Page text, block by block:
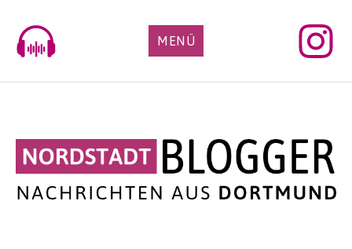
content
MENÜ